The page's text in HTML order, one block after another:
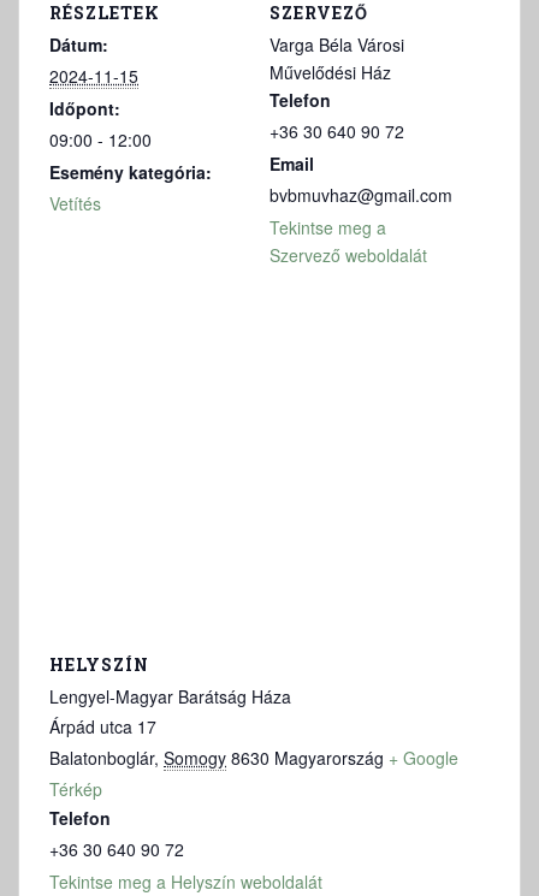
RÉSZLETEK
Dátum:
2024-11-15
Időpont:
09:00 - 12:00
Esemény kategória:
Vetítés
SZERVEZŐ
Varga Béla Városi
Művelődési Ház
Telefon
+36 30 640 90 72
Email
bvbmuvhaz@gmail.com
Tekintse meg a
Szervező weboldalát
HELYSZÍN
Lengyel-Magyar Barátság Háza
Árpád utca 17
Balatonboglár, Somogy 8630 Magyarország + Google
Térkép
Telefon
+36 30 640 90 72
Tekintse meg a Helyszín weboldalát